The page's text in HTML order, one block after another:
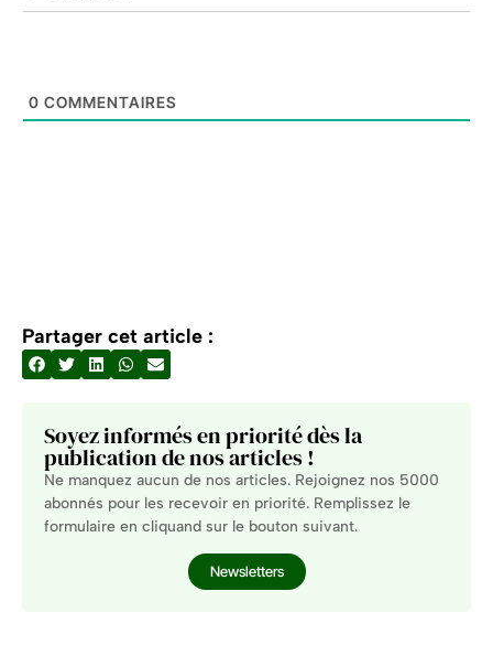
0 COMMENTAIRES
Partager cet article :
Soyez informés en priorité dès la
publication de nos articles !
Ne manquez aucun de nos articles. Rejoignez nos 5000
abonnés pour les recevoir en priorité. Remplissez le
formulaire en cliquand sur le bouton suivant.
Newsletters